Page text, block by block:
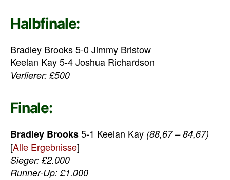
Halbfinale:
Bradley Brooks 5-0 Jimmy Bristow
Keelan Kay 5-4 Joshua Richardson
Verlierer: £500
Finale:
Bradley Brooks5-1 Keelan Kay (88,67 – 84,67)
[Alle Ergebnisse]
Sieger: £2.000
Runner-Up: £1.000